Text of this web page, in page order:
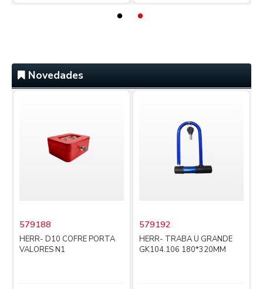
Novedades
579188
HERR- D10 COFRE PORTA
VALORES N1
579192
HERR- TRABA U GRANDE
GK104.106 180*320MM